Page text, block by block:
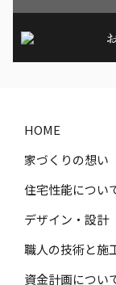
HOME
家づくりの想い
住宅性能につい
デザイン・設計
職人の技術と施
資金計画につい